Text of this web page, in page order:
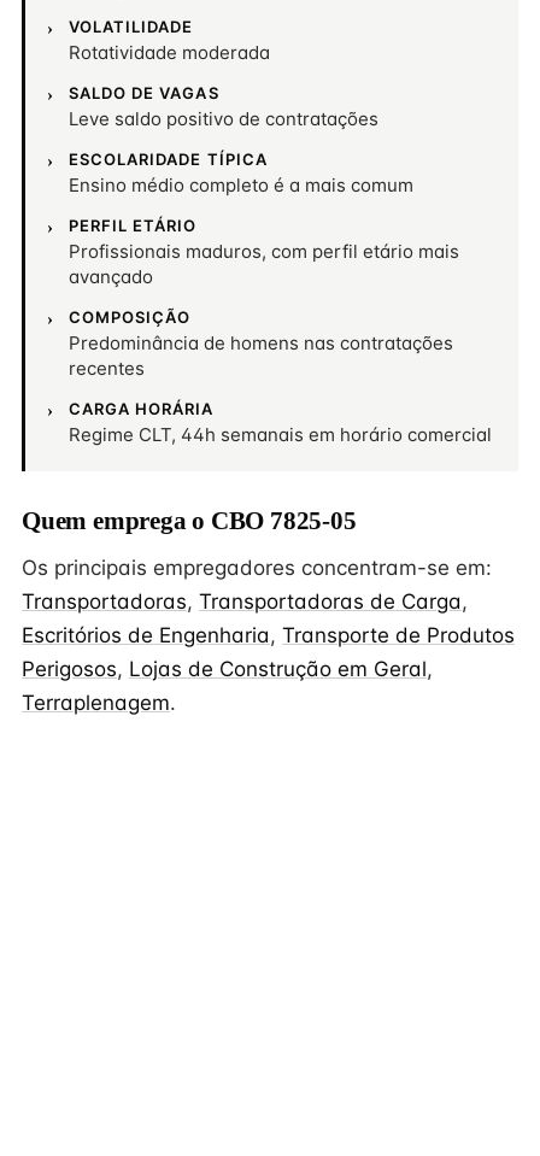
VOLATILIDADE
Rotatividade moderada
SALDO DE VAGAS
Leve saldo positivo de contratações
ESCOLARIDADE TÍPICA
Ensino médio completo é a mais comum
PERFIL ETÁRIO
Profissionais maduros, com perfil etário mais
avançado
COMPOSIÇÃO
Predominância de homens nas contratações
recentes
CARGA HORÁRIA
Regime CLT, 44h semanais em horário comercial
Quem emprega o CBO 7825-05
Os principais empregadores concentram-se em:
Transportadoras, Transportadoras de Carga,
Escritórios de Engenharia, Transporte de Produtos
Perigosos, Lojas de Construção em Geral,
Terraplenagem.